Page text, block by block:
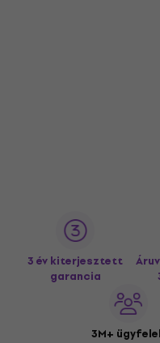
3 év kiterjesztett
garancia
3M+